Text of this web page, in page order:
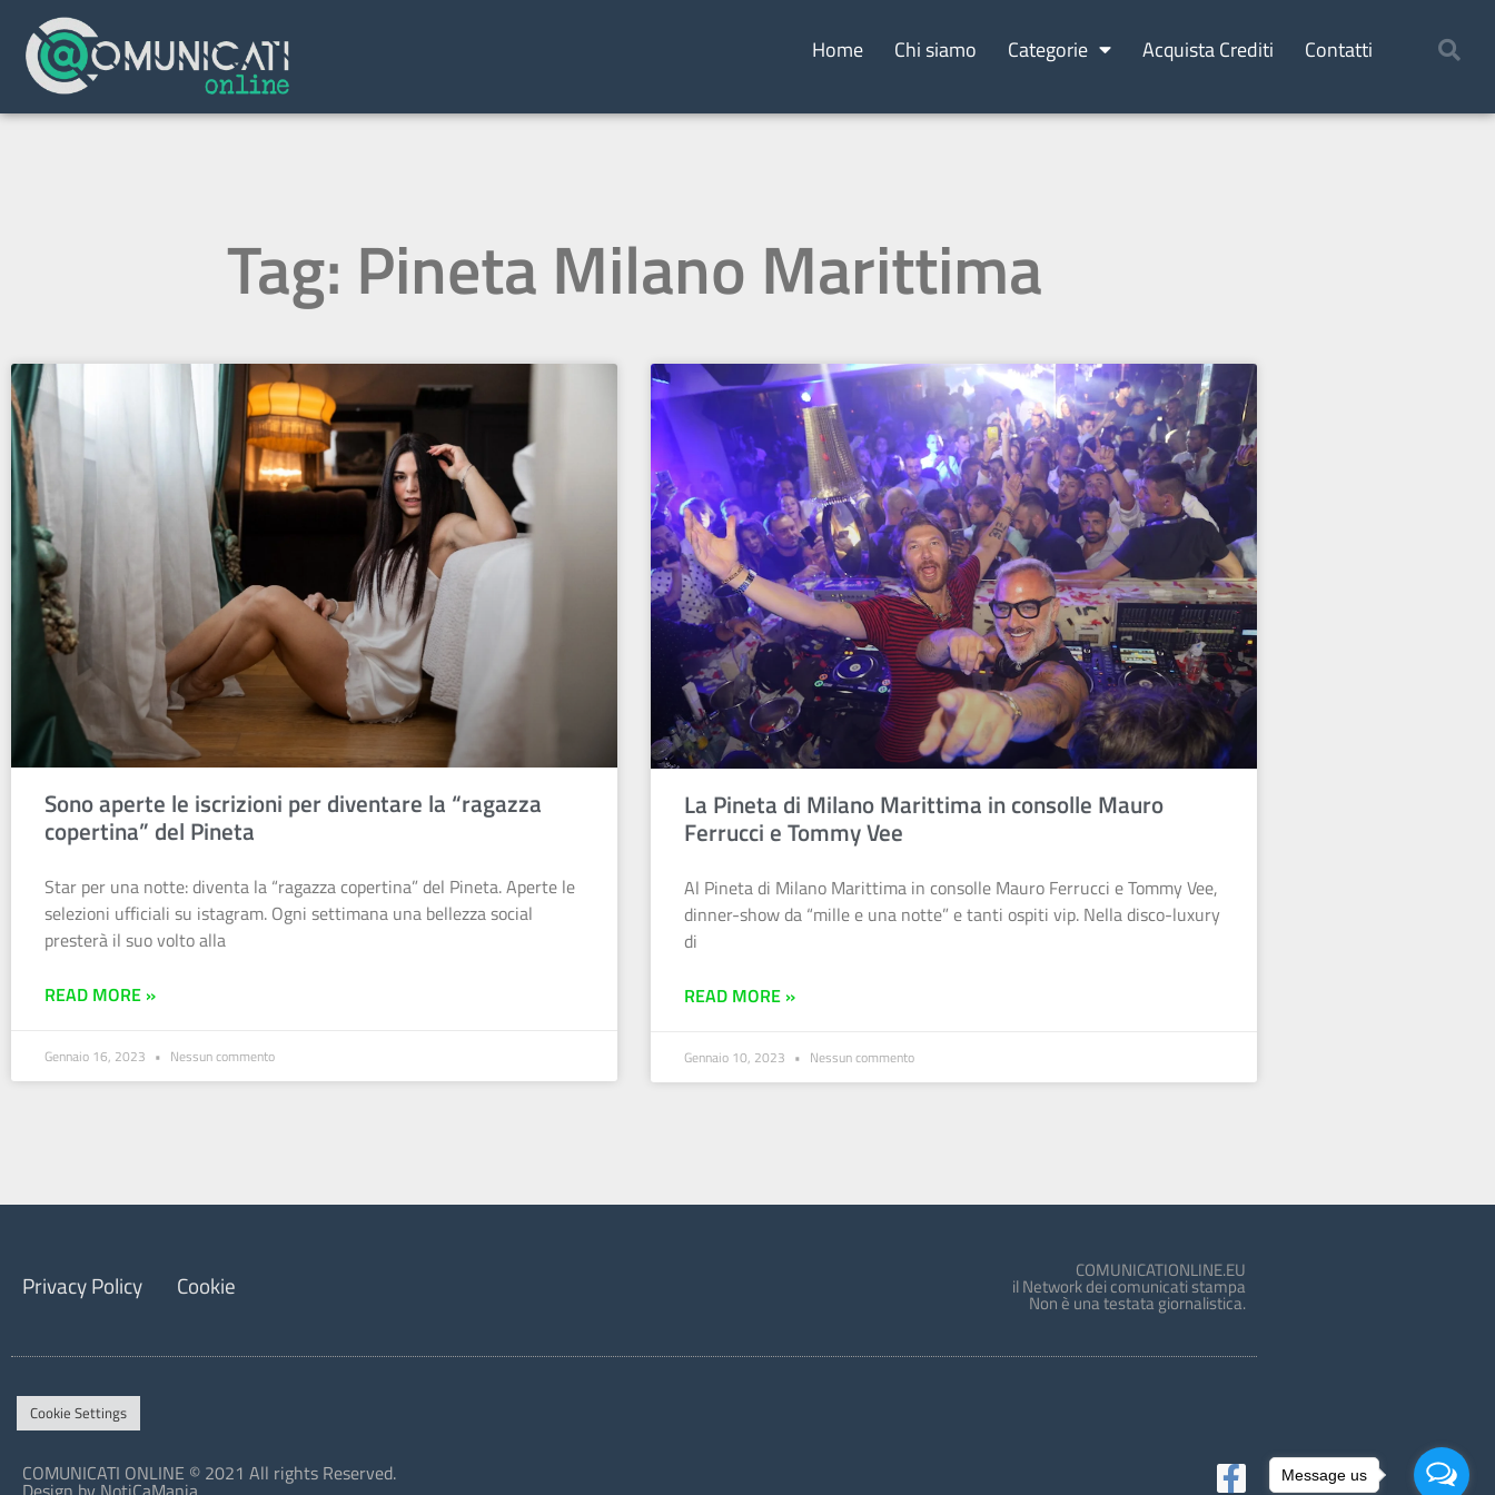
Home Chi siamo Categorie Acquista Crediti Contatti
Tag: Pineta Milano Marittima
Sono aperte le iscrizioni per diventare la “ragazza
copertina” del Pineta
Star per una notte: diventa la “ragazza copertina” del Pineta. Aperte le
selezioni ufficiali su istagram. Ogni settimana una bellezza social
presterà il suo volto alla
READ MORE »
Gennaio 16, 2023 Nessun commento
La Pineta di Milano Marittima in consolle Mauro
Ferrucci e Tommy Vee
Al Pineta di Milano Marittima in consolle Mauro Ferrucci e Tommy Vee,
dinner-show da “mille e una notte” e tanti ospiti vip. Nella disco-luxury
di
READ MORE »
Gennaio 10, 2023 Nessun commento
Privacy Policy Cookie COMUNICATIONLINE.EU
il Network dei comunicati stampa
Non è una testata giornalistica.
Cookie Settings
COMUNICATI ONLINE © 2021 All rights Reserved. Message us